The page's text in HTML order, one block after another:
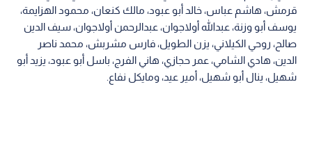
قرمش، هاشم عباس، خالد أبو عبود، مالك كنعان، محمود الهزايمة،
يوسف أبو وزنة، عبدالله أولاجوان، عبدالرحمن أولاجوان، سيف الدين
صالح، روحي الكيلاني، يزن الطويل، فارس مشربش، محمد ناصر
الدين، هادي الشامي، عمر حجازي، هاني الفرج، باسل أبو عبود، يزيد أبو
شهيل، ينال أبو شهيل، أمير عيد، ومايكل نفاع.